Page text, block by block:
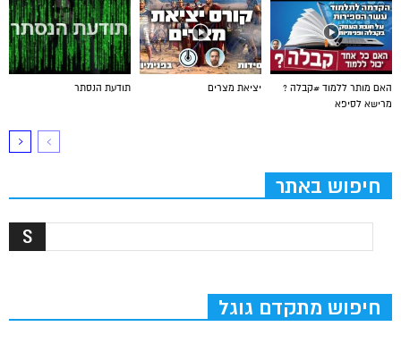
תודעת הנסתר יציאת מצרים
האם מותר ללמוד #קבלה ?
מרישא לסיפא
חיפוש באתר
חיפוש מתקדם גוגל